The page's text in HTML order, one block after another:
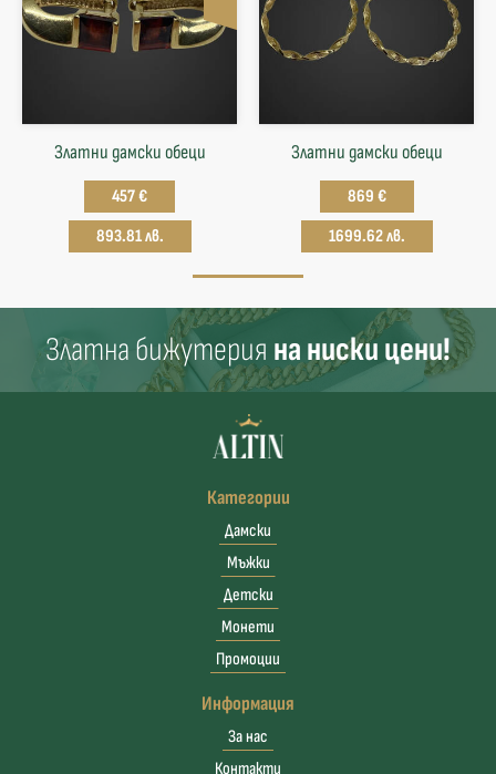
Златни дамски обеци
457 €
893.81 лв.
Златни дамски обеци
869 €
1699.62 лв.
Златна бижутерия на ниски цени!
Категории
Дамски
Мъжки
Детски
Монети
Промоции
Информация
За нас
Контакти